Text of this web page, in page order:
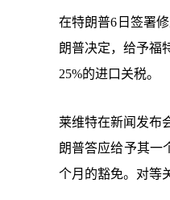
在特朗普6日签署
朗普决定，给予福
25%的进口关税。
莱维特在新闻发布
朗普答应给予其一
个月的豁免。对等